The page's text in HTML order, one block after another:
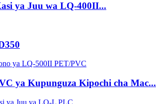
ya Juu wa LQ-400II...
ya Kupunguza Kipochi cha Mac...